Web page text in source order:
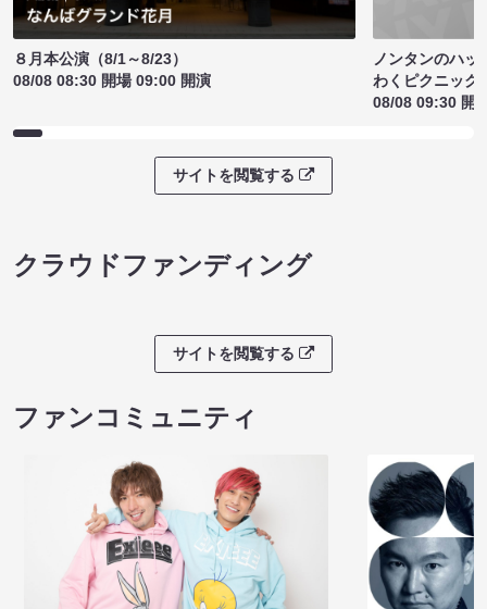
８月本公演（8/1～8/23）
08/08 08:30 開場 09:00 開演
ノンタンのハッ
わくピクニック
08/08 09:30 開
サイトを閲覧する
クラウドファンディング
サイトを閲覧する
ファンコミュニティ